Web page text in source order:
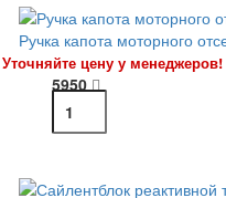
Ручка капота моторного
Уточняйте цену у менеджеров!
5950